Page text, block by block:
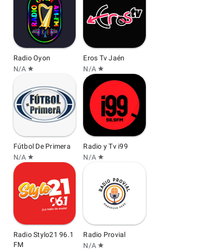
Radio Oyon
N/A star
Eros Tv Jaén
N/A star
Fútbol De Primera
N/A star
Radio y Tv i99
N/A star
Radio Stylo21 96.1
FM
Radio Provial
N/A star